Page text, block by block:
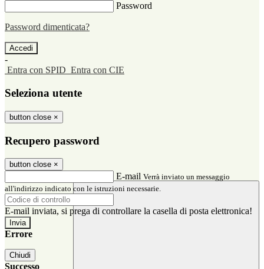
Password
Password dimenticata?
-
Entra con SPID Entra con CIE
Seleziona utente
button close ×
Recupero password
button close ×
E-mail Verrà inviato un messaggio
all'indirizzo indicato con le istruzioni necessarie.
E-mail inviata, si prega di controllare la casella di posta elettronica!
Errore
Chiudi
Successo